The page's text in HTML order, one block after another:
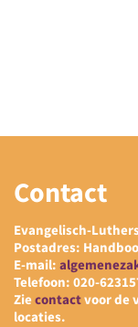
Contact
Evangelisch-
Postadres:
E-mail:
Telefoon: 020-
Ziecontactvoor de
locaties.